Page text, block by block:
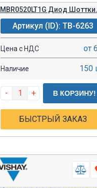
MBR0520LT1G Диод Шоттки.
Артикул (ID): TB-6263
Цена с НДС от
Наличие 150
- + В КОРЗИНУ!
БЫСТРЫЙ ЗАКАЗ